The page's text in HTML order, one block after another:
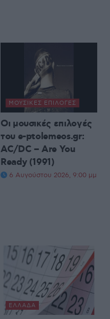
ΜΟΥΣΙΚΈΣ ΕΠΙΛΟΓΈΣ
Οι μουσικές επιλογές
του e-ptolemeos.gr:
AC/DC – Are You
Ready (1991)
6 Αυγούστου 2026, 9:00 μμ
ΕΛΛΆΔΑ